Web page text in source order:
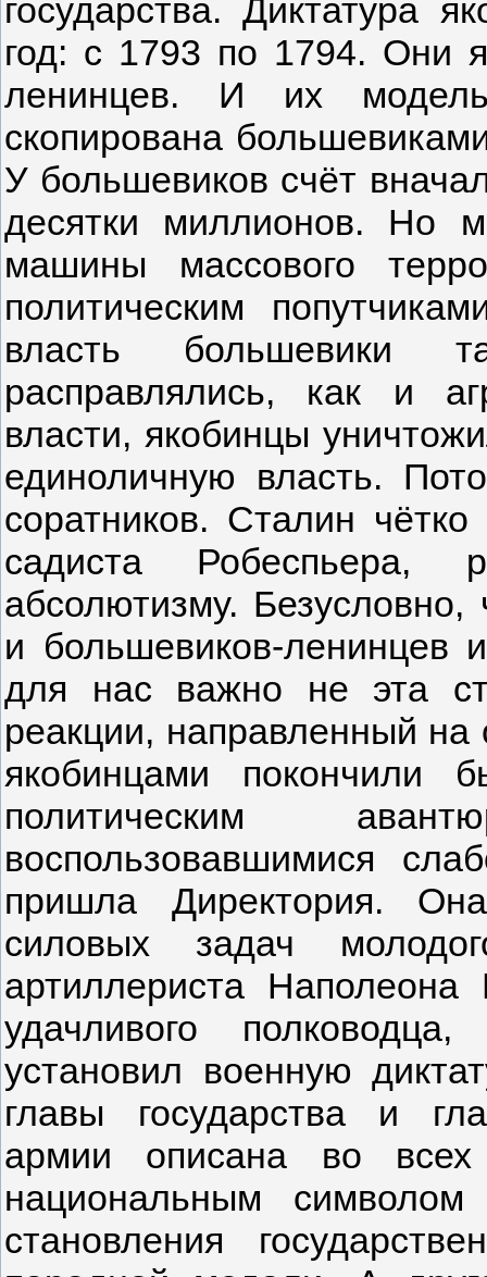
государства. Диктатура
год: с 1793 по 1794. Они
ленинцев. И их
скопирована
У большевиков счёт
десятки миллионов. Но
машины массового
политическим
власть большевики
расправлялись, как и
власти, якобинцы
единоличную власть.
соратников. Сталин
садиста Робеспьера,
абсолютизму. Безусловно,
и большевиков-ленинцев
для нас важно не эта
реакции, направленный
якобинцами покончили
политическим
воспользовавшимися
пришла Директория.
силовых задач
артиллериста
удачливого
установил военную
главы государства и
армии описана во
национальным
становления